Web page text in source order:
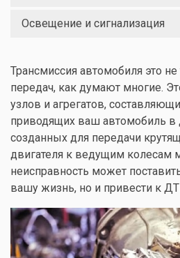
Освещение и сигнализация
Трансмиссия автомобиля это
передач, как думают многие.
узлов и агрегатов,
приводящих ваш автомобиль в
созданных для передачи
двигателя к ведущим
неисправность может
вашу жизнь, но и привести к